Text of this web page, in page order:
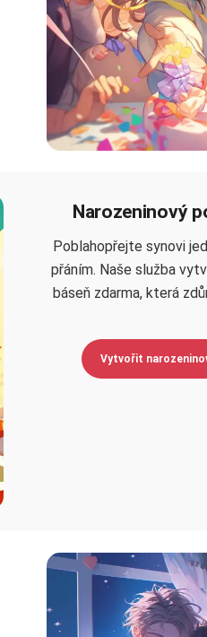
Narozeninový
Poblahopřejte synovi
přáním. Naše služba
báseň zdarma, která
Vytvořit